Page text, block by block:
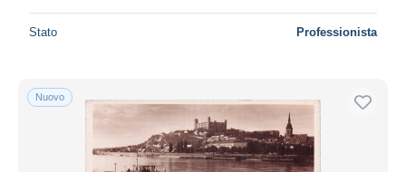
Stato Professionista
Nuovo